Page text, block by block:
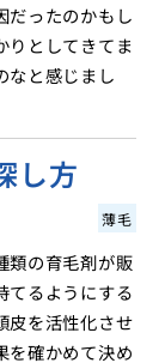
だったのかもし
りとしてきてま
なと感じまし
し方
薄毛
類の育毛剤が販
てるようにする
皮を活性化させ
を確かめて決め